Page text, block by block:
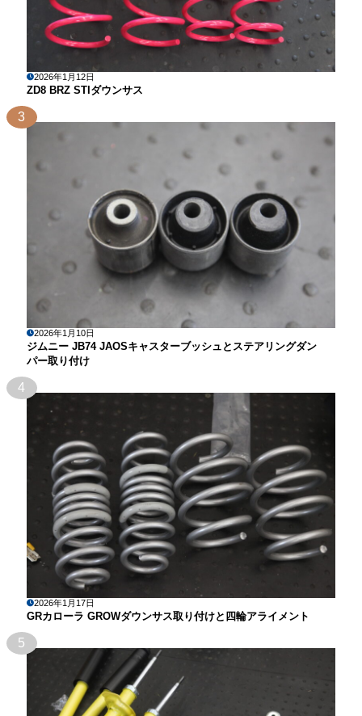
2026年1月12日
ZD8 BRZ STIダウンサス
3
2026年1月10日
ジムニー JB74 JAOSキャスターブッシュとステアリングダン
パー取り付け
4
2026年1月17日
GRカローラ GROWダウンサス取り付けと四輪アライメント
5